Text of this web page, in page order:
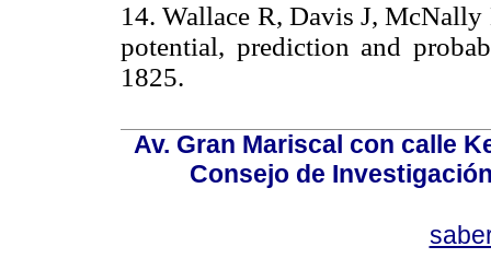
14. Wallace R, Davis J,
potential, prediction and
1825.
Av. Gran Mariscal con calle
Consejo de